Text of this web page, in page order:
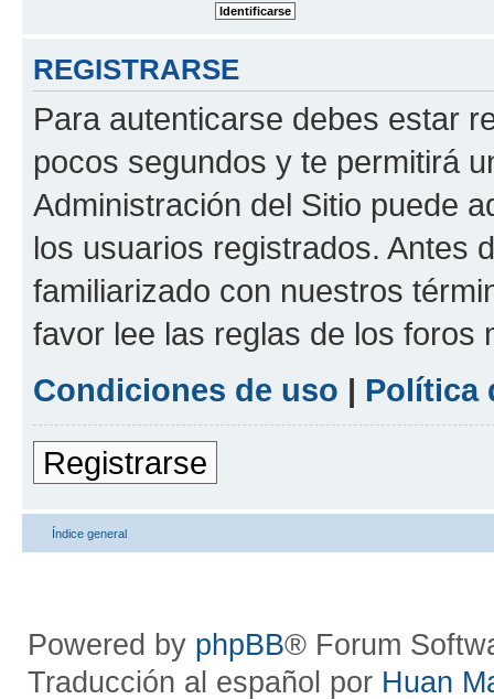
REGISTRARSE
Para autenticarse debes estar
pocos segundos y te permitirá
Administración del Sitio puede
los usuarios registrados. Antes
familiarizado con nuestros
favor lee las reglas de los foros
Condiciones de uso | Política
Registrarse
Índice general
Powered by phpBB® Forum
Traducción al español por Huan